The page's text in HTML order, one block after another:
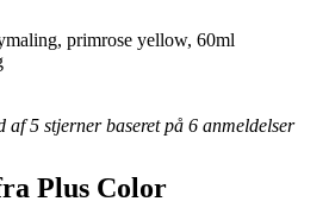
primrose yellow, 60ml
af 5 stjerner baseret på 6 anmeldelser
Plus Color